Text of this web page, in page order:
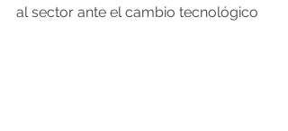
al sector ante el cambio tecnológico